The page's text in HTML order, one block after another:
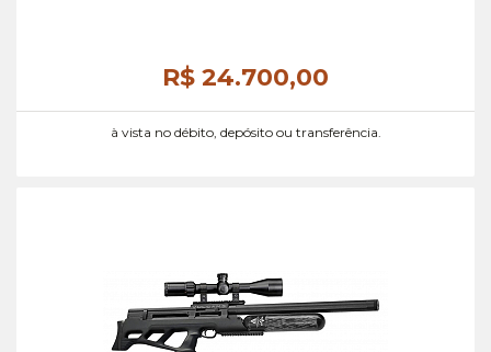
R$ 24.700,00
à vista no débito, depósito ou transferência.